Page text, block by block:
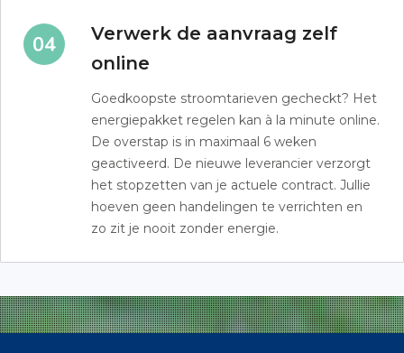
Verwerk de aanvraag zelf
online
Goedkoopste stroomtarieven gecheckt? Het
energiepakket regelen kan à la minute online.
De overstap is in maximaal 6 weken
geactiveerd. De nieuwe leverancier verzorgt
het stopzetten van je actuele contract. Jullie
hoeven geen handelingen te verrichten en
zo zit je nooit zonder energie.